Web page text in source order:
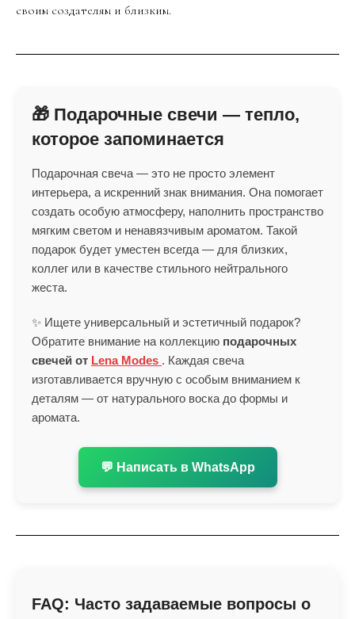
своим создателям и близким.
🎁 Подарочные свечи — тепло,
которое запоминается
Подарочная свеча — это не просто элемент
интерьера, а искренний знак внимания. Она помогает
создать особую атмосферу, наполнить пространство
мягким светом и ненавязчивым ароматом. Такой
подарок будет уместен всегда — для близких,
коллег или в качестве стильного нейтрального
жеста.
✨ Ищете универсальный и эстетичный подарок?
Обратите внимание на коллекцию подарочных
свечей от Lena Modes . Каждая свеча
изготавливается вручную с особым вниманием к
деталям — от натурального воска до формы и
аромата.
💬 Написать в WhatsApp
FAQ: Часто задаваемые вопросы о